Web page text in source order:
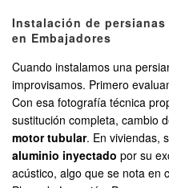
Instalación de
en Embajadores
Cuando instalamos una
improvisamos. Primero
Con esa fotografía técnica
sustitución completa, cambio
motor tubular. En viviendas,
aluminio inyectado por su
acústico, algo que se nota en